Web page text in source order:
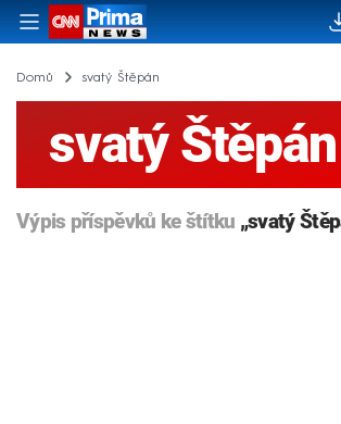
Domů svatý Štěpán
svatý Štěpán
Výpis příspěvků ke štítku „svatý